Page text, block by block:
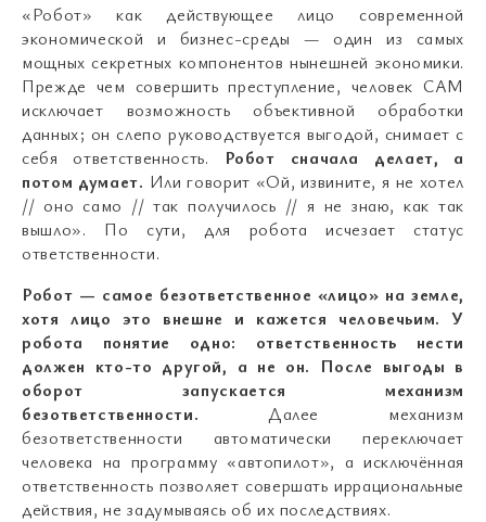
«Робот» как действующее лицо современной
экономической и бизнес-среды — один из самых
мощных секретных компонентов нынешней экономики.
Прежде чем совершить преступление, человек САМ
исключает возможность объективной обработки
данных; он слепо руководствуется выгодой, снимает с
себя ответственность.
Робот сначала делает, а
потом думает. Или говорит «Ой, извините, я не хотел
// оно само // так получилось // я не знаю, как так
вышло». По сути, для робота исчезает статус
ответственности.
Робот — самое безответственное «лицо» на земле,
хотя лицо это внешне и кажется человечьим. У
робота понятие одно: ответственность нести
должен кто-то другой, а не он. После выгоды в
оборот запускается механизм
безответственности. Далее механизм
безответственности автоматически переключает
человека на программу «автопилот», а исключённая
ответственность позволяет совершать иррациональные
действия, не задумываясь об их последствиях.